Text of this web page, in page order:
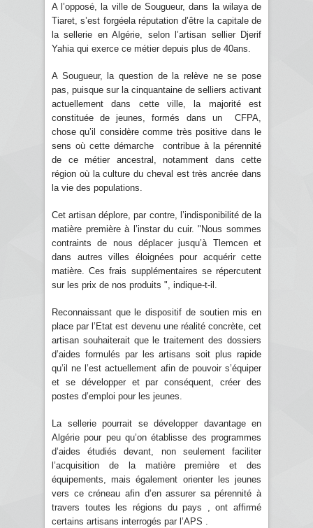
A l’opposé, la ville de Sougueur, dans la wilaya de
Tiaret, s’est forgéela réputation d’être la capitale de
la sellerie en Algérie, selon l’artisan sellier Djerif
Yahia qui exerce ce métier depuis plus de 40ans.
A Sougueur, la question de la relève ne se pose
pas, puisque sur la cinquantaine de selliers activant
actuellement dans cette ville, la majorité est
constituée de jeunes, formés dans un CFPA,
chose qu’il considère comme très positive dans le
sens où cette démarche contribue à la pérennité
de ce métier ancestral, notamment dans cette
région où la culture du cheval est très ancrée dans
la vie des populations.
Cet artisan déplore, par contre, l’indisponibilité de la
matière première à l’instar du cuir. "Nous sommes
contraints de nous déplacer jusqu’à Tlemcen et
dans autres villes éloignées pour acquérir cette
matière. Ces frais supplémentaires se répercutent
sur les prix de nos produits ", indique-t-il.
Reconnaissant que le dispositif de soutien mis en
place par l’Etat est devenu une réalité concrète, cet
artisan souhaiterait que le traitement des dossiers
d’aides formulés par les artisans soit plus rapide
qu’il ne l’est actuellement afin de pouvoir s’équiper
et se développer et par conséquent, créer des
postes d’emploi pour les jeunes.
La sellerie pourrait se développer davantage en
Algérie pour peu qu’on établisse des programmes
d’aides étudiés devant, non seulement faciliter
l’acquisition de la matière première et des
équipements, mais également orienter les jeunes
vers ce créneau afin d’en assurer sa pérennité à
travers toutes les régions du pays , ont affirmé
certains artisans interrogés par l’APS .